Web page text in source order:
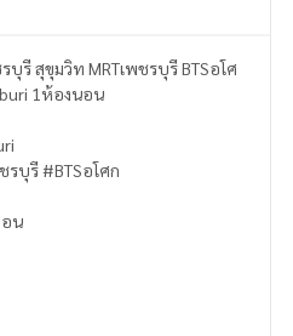
บุรี สุขุมวิท MRTเพชรบุรี BTSอโศ
1ห้องนอน
บุรี #BTSอโศก
อน